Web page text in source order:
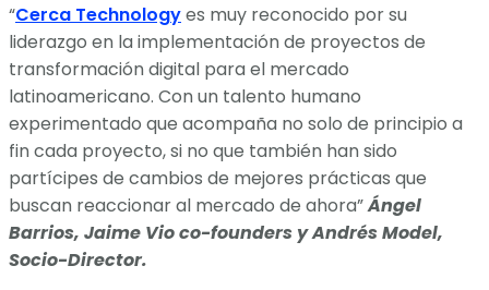
“Cerca Technologyes muy reconocido por su
liderazgo en la implementación de proyectos de
transformación digital para el mercado
latinoamericano. Con un talento humano
experimentado que acompaña no solo de principio a
fin cada proyecto, si no que también han sido
partícipes de cambios de mejores prácticas que
buscan reaccionar al mercado de ahora”Ángel
Barrios, Jaime Vio co-founders y Andrés Model,
Socio-Director.